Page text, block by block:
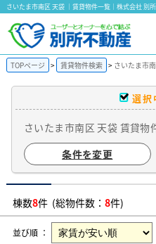
さいたま市南区 天袋 ｜賃貸物件一覧｜株式会社 別
TOPページ 賃貸物件検索 さいたま市
選択
さいたま市南区 天袋 賃貸物
条件を変更
棟数8件 (総物件数： 8件)
並び順 ：